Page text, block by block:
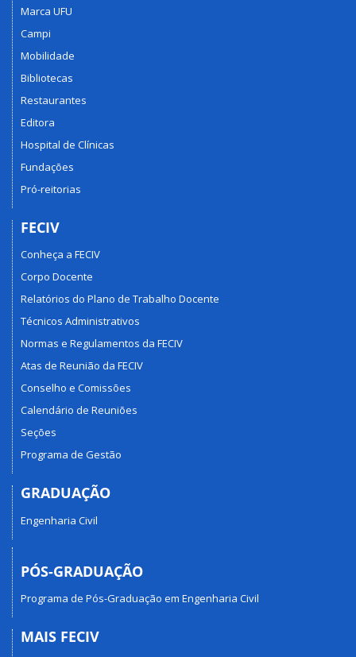
Marca UFU
Campi
Mobilidade
Bibliotecas
Restaurantes
Editora
Hospital de Clínicas
Fundações
Pró-reitorias
FECIV
Conheça a FECIV
Corpo Docente
Relatórios do Plano de Trabalho Docente
Técnicos Administrativos
Normas e Regulamentos da FECIV
Atas de Reunião da FECIV
Conselho e Comissões
Calendário de Reuniões
Seções
Programa de Gestão
GRADUAÇÃO
Engenharia Civil
PÓS-GRADUAÇÃO
Programa de Pós-Graduação em Engenharia Civil
MAIS FECIV